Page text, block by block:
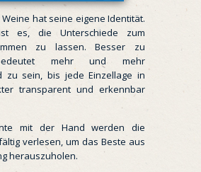
hat seine eigene Identität.
es, die Unterschiede zum
zu lassen. Besser zu
mehr und mehr
zu sein, bis jede Einzellage in
transparent und erkennbar
mit der Hand werden die
verlesen, um das Beste aus
herauszuholen.